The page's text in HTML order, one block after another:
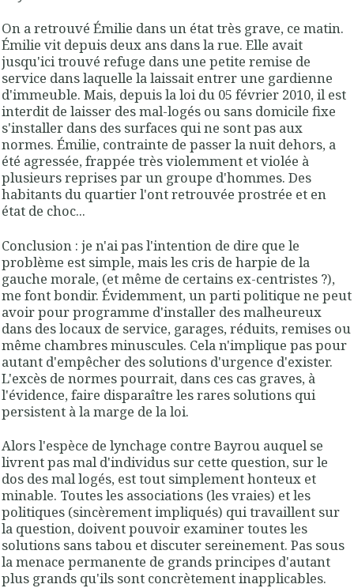
On a retrouvé Émilie dans un état très grave, ce matin.
Émilie vit depuis deux ans dans la rue. Elle avait
jusqu'ici trouvé refuge dans une petite remise de
service dans laquelle la laissait entrer une gardienne
d'immeuble. Mais, depuis la loi du 05 février 2010, il est
interdit de laisser des mal-logés ou sans domicile fixe
s'installer dans des surfaces qui ne sont pas aux
normes. Émilie, contrainte de passer la nuit dehors, a
été agressée, frappée très violemment et violée à
plusieurs reprises par un groupe d'hommes. Des
habitants du quartier l'ont retrouvée prostrée et en
état de choc...
Conclusion : je n'ai pas l'intention de dire que le
problème est simple, mais les cris de harpie de la
gauche morale, (et même de certains ex-centristes ?),
me font bondir. Évidemment, un parti politique ne peut
avoir pour programme d'installer des malheureux
dans des locaux de service, garages, réduits, remises ou
même chambres minuscules. Cela n'implique pas pour
autant d'empêcher des solutions d'urgence d'exister.
L'excès de normes pourrait, dans ces cas graves, à
l'évidence, faire disparaître les rares solutions qui
persistent à la marge de la loi.
Alors l'espèce de lynchage contre Bayrou auquel se
livrent pas mal d'individus sur cette question, sur le
dos des mal logés, est tout simplement honteux et
minable. Toutes les associations (les vraies) et les
politiques (sincèrement impliqués) qui travaillent sur
la question, doivent pouvoir examiner toutes les
solutions sans tabou et discuter sereinement. Pas sous
la menace permanente de grands principes d'autant
plus grands qu'ils sont concrètement inapplicables.